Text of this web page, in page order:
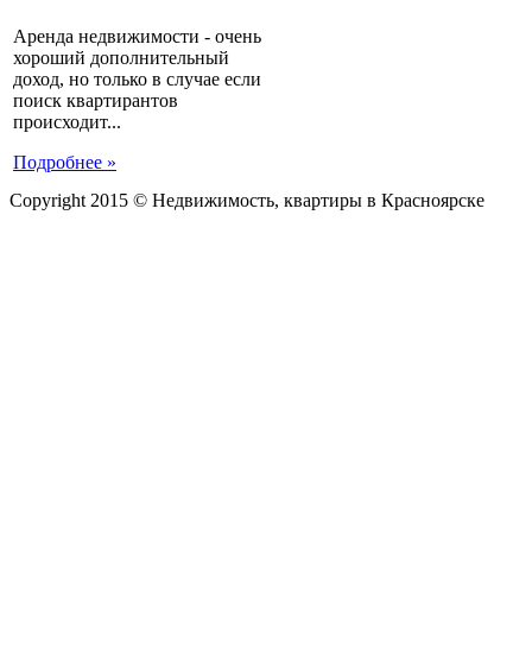
Аренда недвижимости - очень
хороший дополнительный
доход, но только в случае если
поиск квартирантов
происходит...
Подробнее »
Copyright 2015 © Недвижимость, квартиры в Красноярске